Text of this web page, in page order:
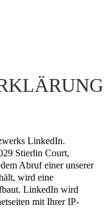
LinkedIn.
Stierlin Court,
Abruf einer unserer
wird eine
LinkedIn wird
mit Ihrer IP-